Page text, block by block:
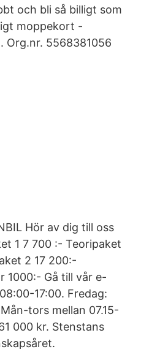
och bli så billigt som
moppekort -
Org.nr. 5568381056
Hör av dig till oss
1 7 700 :- Teoripaket
2 17 200:-
1000:- Gå till vår e-
17:00. Fredag:
tors mellan 07.15-
000 kr. Stenstans